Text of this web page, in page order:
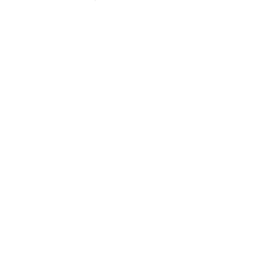
envolve o usuário, proporcionando aconchego
que convidam ao relaxamento. Seja para um
escolha ideal para quem busca aliar